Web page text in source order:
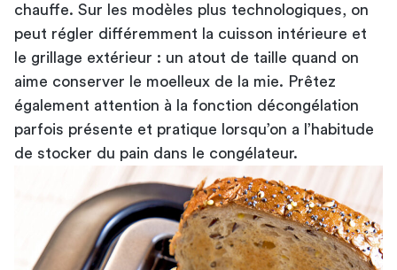
chauffe. Sur les modèles plus technologiques, on
peut régler différemment la cuisson intérieure et
le grillage extérieur : un atout de taille quand on
aime conserver le moelleux de la mie. Prêtez
également attention à la fonction décongélation
parfois présente et pratique lorsqu’on a l’habitude
de stocker du pain dans le congélateur.